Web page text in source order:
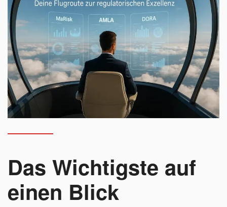
Das Wichtigste auf
einen Blick